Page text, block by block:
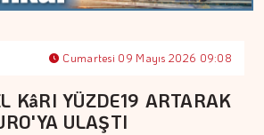
Cumartesi 09 Mayıs 2026 09:08
KâRI YÜZDE19 ARTARAK
ULAŞTI